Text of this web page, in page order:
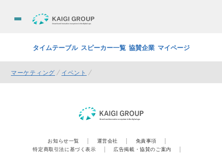
タイムテーブル スピーカー一覧 協賛企業 マイページ
マーケティング イベント
お知らせ一覧 | 運営会社 | 免責事項
|
特定商取引法に基づく表示
| 広告掲載・協賛のご案内
|